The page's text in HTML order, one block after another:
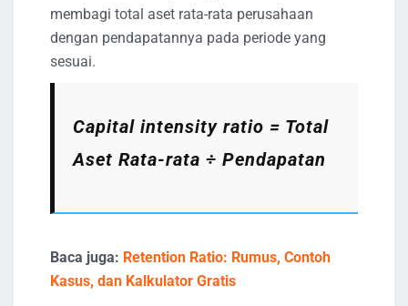
membagi total aset rata-rata perusahaan
dengan pendapatannya pada periode yang
sesuai.
Capital intensity ratio = Total
Aset Rata-rata ÷ Pendapatan
Baca juga: Retention Ratio: Rumus, Contoh
Kasus, dan Kalkulator Gratis